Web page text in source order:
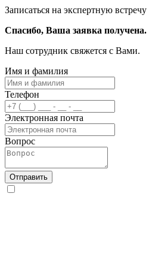
Записаться на экспертную встречу
Спасибо, Ваша заявка получена.
Наш сотрудник свяжется с Вами.
Имя и фамилия
Телефон
Электронная почта
Вопрос
Отправить